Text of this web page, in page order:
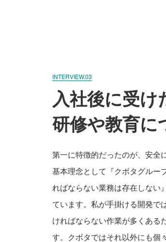
INTERVIEW.03
入社後に受け
研修や教育に
第一に特徴的だったのが、安全
基本理念として『クボタグルー
ればならない業務は存在しない
ています。私が手掛ける開発で
ければならない作業が多くある
す。クボタではそれ以外にも個